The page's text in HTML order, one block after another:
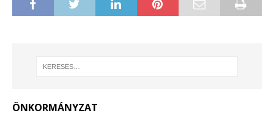
ÖNKORMÁNYZAT